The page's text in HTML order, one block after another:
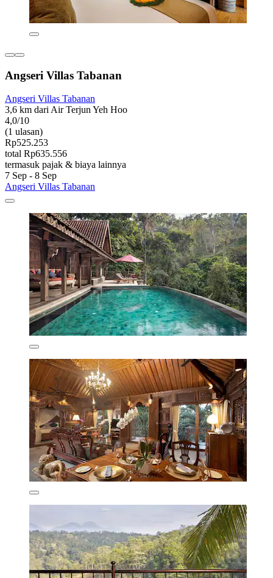
Angseri Villas Tabanan
Angseri Villas Tabanan
3,6 km dari Air Terjun Yeh Hoo
4,0/10
(1 ulasan)
Rp525.253
total Rp635.556
termasuk pajak & biaya lainnya
7 Sep - 8 Sep
Angseri Villas Tabanan